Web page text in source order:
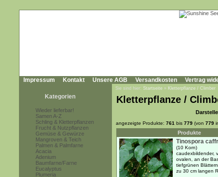
Impressum Kontakt Unsere AGB Versandkosten Vertrag
Kategorien
Wieder lieferbar!
Samen A-Z
Schling & Kletterpflanzen
Frucht & Nutzpflanzen
Gemüse & Gewürze
Mangroven & Teich
Palmen & Palmfarne
Acacia
Adenium
Baumfarne/Farne
Eucalyptus
Plumeria
Sie sind hier: Startseite » Kletterpflanze / Climber
Kletterpflanze /
angezeigte Produkte: 761 bis 779 (von 779
Produkte
Tinospora
(10 Korn)
caudexbildender,
ovalen, an der
tiefgrünen
zu 30 cm langen